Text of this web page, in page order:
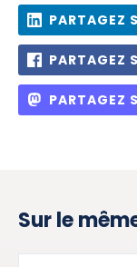
PARTAGEZ
PARTAGEZ
PARTAGEZ
Sur le